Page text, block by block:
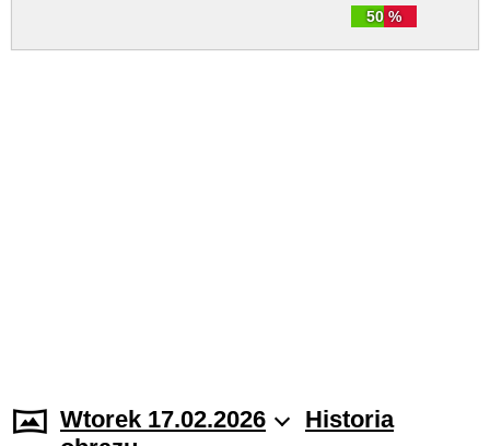
50 %
Wtorek 17.02.2026
Historia